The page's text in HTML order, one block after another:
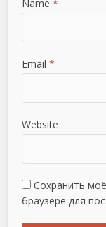
Name *
Email *
Website
Сохранить
браузере для